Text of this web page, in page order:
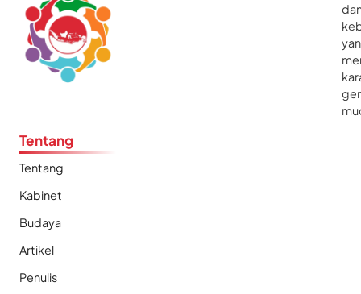
Tentang
Tentang
Kabinet
Budaya
Artikel
Penulis